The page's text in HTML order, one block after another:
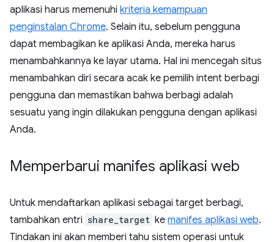
aplikasi harus memenuhi kriteria kemampuan
penginstalan Chrome. Selain itu, sebelum pengguna
dapat membagikan ke aplikasi Anda, mereka harus
menambahkannya ke layar utama. Hal ini mencegah situs
menambahkan diri secara acak ke pemilih intent berbagi
pengguna dan memastikan bahwa berbagi adalah
sesuatu yang ingin dilakukan pengguna dengan aplikasi
Anda.
Memperbarui manifes aplikasi web
Untuk mendaftarkan aplikasi sebagai target berbagi,
tambahkan entri share_target ke manifes aplikasi web.
Tindakan ini akan memberi tahu sistem operasi untuk